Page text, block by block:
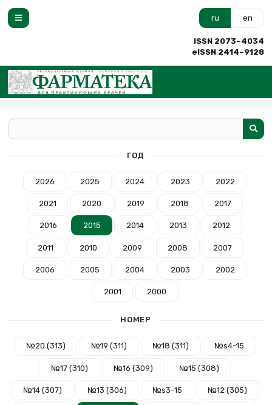
ru en
ISSN 2073–4034
eISSN 2414–9128
ГОД
2026 2025 2024 2023 2022
2021 2020 2019 2018 2017
2016 2015 2014 2013 2012
2011 2010 2009 2008 2007
2006 2005 2004 2003 2002
2001 2000
НОМЕР
№20 (313) №19 (311) №18 (311) №s4-15
№17 (310) №16 (309) №15 (308)
№14 (307) №13 (306) №s3-15 №12 (305)